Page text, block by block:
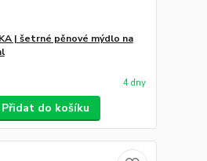
| šetrné pěnové mýdlo na
4 dny
Přidat do košíku